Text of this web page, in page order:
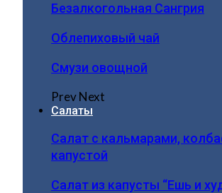
Безалкогольная Сангрия
Облепиховый чай
Смузи овощной
PrevNext
Салаты
Салат с кальмарами,
капустой
Салат из капусты “Ешь и